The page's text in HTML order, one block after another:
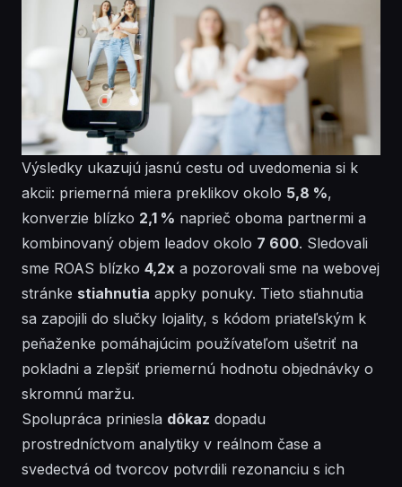
Výsledky ukazujú jasnú cestu od uvedomenia si k
akcii: priemerná miera preklikov okolo 5,8 %,
konverzie blízko 2,1 % naprieč oboma partnermi a
kombinovaný objem leadov okolo 7 600. Sledovali
sme ROAS blízko 4,2x a pozorovali sme na webovej
stránke stiahnutia appky ponuky. Tieto stiahnutia
sa zapojili do slučky lojality, s kódom priateľským k
peňaženke pomáhajúcim používateľom ušetriť na
pokladni a zlepšiť priemernú hodnotu objednávky o
skromnú maržu.
Spolupráca priniesla dôkaz dopadu
prostredníctvom analytiky v reálnom čase a
svedectvá od tvorcov potvrdili rezonanciu s ich